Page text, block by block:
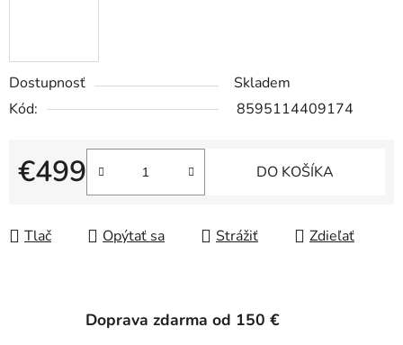
Dostupnosť
Skladem
Kód:
8595114409174
€499
Jednotková cena:
DO KOŠÍKA
Tlač Opýtať sa Strážiť Zdieľať
Doprava zdarma od 150 €